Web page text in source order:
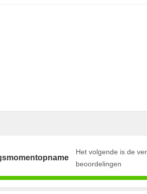
Het volgende is de
beoordelingen